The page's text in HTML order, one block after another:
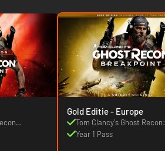
Gold Editie - Europe
Tom Clancy's Ghost Recon:
Breakpoint
Year 1 Pass